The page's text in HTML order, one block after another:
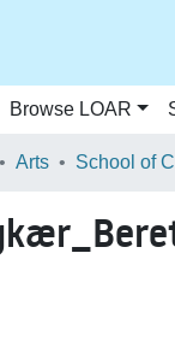
Browse LOAR
Arts